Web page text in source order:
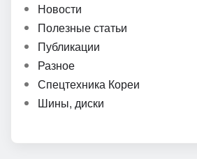
Новости
Полезные статьи
Публикации
Разное
Спецтехника Кореи
Шины, диски